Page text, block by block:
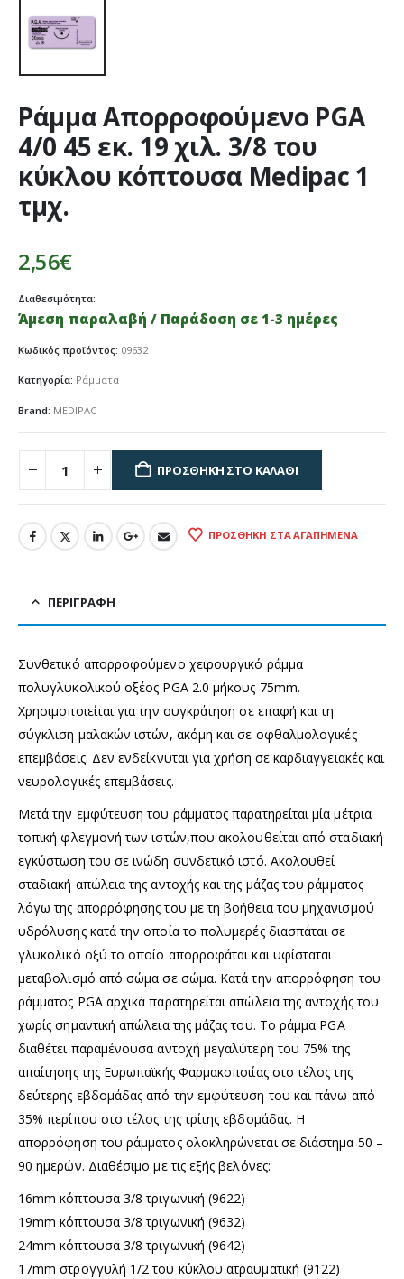
Ράμμα Απορροφούμενο PGA
4/0 45 εκ. 19 χιλ. 3/8 του
κύκλου κόπτουσα Medipac 1
τμχ.
2,56€
Διαθεσιμότητα:
Άμεση παραλαβή / Παράδοση σε 1-3 ημέρες
Κωδικός προϊόντος: 09632
Κατηγορία: Ράμματα
Brand: MEDIPAC
ΠΡΟΣΘΉΚΗ ΣΤΟ ΚΑΛΆΘΙ
ΠΡΟΣΘΉΚΗ ΣΤΑ ΑΓΑΠΗΜΈΝΑ
ΠΕΡΙΓΡΑΦΉ
Συνθετικό απορροφούμενο χειρουργικό ράμμα
πολυγλυκολικού οξέος PGA 2.0 μήκους 75mm.
Χρησιμοποιείται για την συγκράτηση σε επαφή και τη
σύγκλιση μαλακών ιστών, ακόμη και σε οφθαλμολογικές
επεμβάσεις. Δεν ενδείκνυται για χρήση σε καρδιαγγειακές και
νευρολογικές επεμβάσεις.
Μετά την εμφύτευση του ράμματος παρατηρείται μία μέτρια
τοπική φλεγμονή των ιστών,που ακολουθείται από σταδιακή
εγκύστωση του σε ινώδη συνδετικό ιστό. Ακολουθεί
σταδιακή απώλεια της αντοχής και της μάζας του ράμματος
λόγω της απορρόφησης του με τη βοήθεια του μηχανισμού
υδρόλυσης κατά την οποία το πολυμερές διασπάται σε
γλυκολικό οξύ το οποίο απορροφάται και υφίσταται
μεταβολισμό από σώμα σε σώμα. Κατά την απορρόφηση του
ράμματος PGA αρχικά παρατηρείται απώλεια της αντοχής του
χωρίς σημαντική απώλεια της μάζας του. Το ράμμα PGA
διαθέτει παραμένουσα αντοχή μεγαλύτερη του 75% της
απαίτησης της Ευρωπαϊκής Φαρμακοποιίας στο τέλος της
δεύτερης εβδομάδας από την εμφύτευση του και πάνω από
35% περίπου στο τέλος της τρίτης εβδομάδας. Η
απορρόφηση του ράμματος ολοκληρώνεται σε διάστημα 50 –
90 ημερών. Διαθέσιμο με τις εξής βελόνες:
16mm κόπτουσα 3/8 τριγωνική (9622)
19mm κόπτουσα 3/8 τριγωνική (9632)
24mm κόπτουσα 3/8 τριγωνική (9642)
17mm στρογγυλή 1/2 του κύκλου ατραυματική (9122)